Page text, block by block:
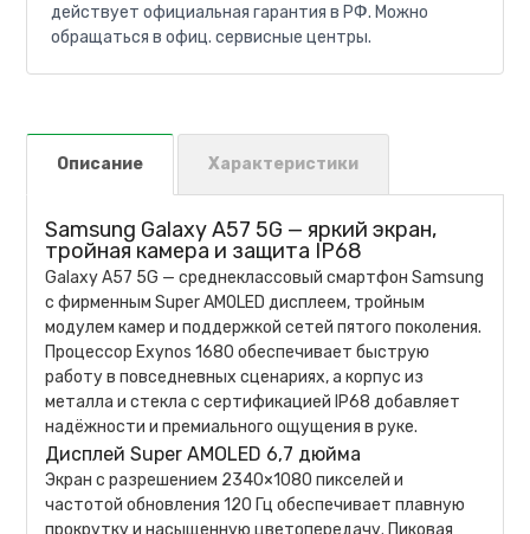
действует официальная гарантия в РФ. Можно
обращаться в офиц. сервисные центры.
Описание Характеристики
Samsung Galaxy A57 5G — яркий экран,
тройная камера и защита IP68
Galaxy A57 5G — среднеклассовый смартфон Samsung
с фирменным Super AMOLED дисплеем, тройным
модулем камер и поддержкой сетей пятого поколения.
Процессор Exynos 1680 обеспечивает быструю
работу в повседневных сценариях, а корпус из
металла и стекла с сертификацией IP68 добавляет
надёжности и премиального ощущения в руке.
Дисплей Super AMOLED 6,7 дюйма
Экран с разрешением 2340×1080 пикселей и
частотой обновления 120 Гц обеспечивает плавную
прокрутку и насыщенную цветопередачу. Пиковая